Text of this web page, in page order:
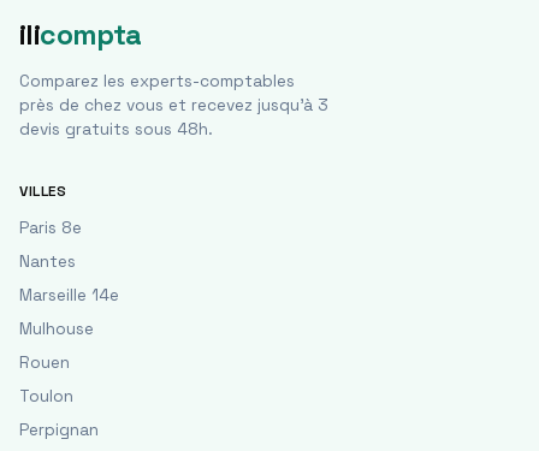
ilicompta
Comparez les experts-comptables
près de chez vous et recevez jusqu'à 3
devis gratuits sous 48h.
VILLES
Paris 8e
Nantes
Marseille 14e
Mulhouse
Rouen
Toulon
Perpignan